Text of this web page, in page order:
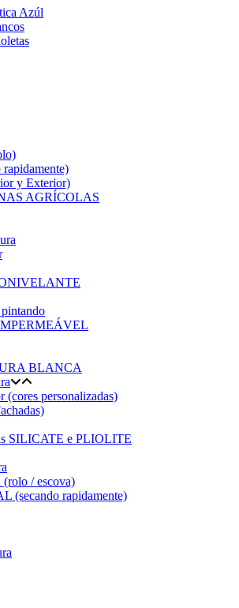
Azúl
y Exterior)
AGRÍCOLAS
BLANCA
(cores personalizadas)
​​SILICATE e PLIOLITE
/ escova)
(secando rapidamente)